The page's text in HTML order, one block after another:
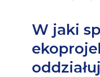
W jaki